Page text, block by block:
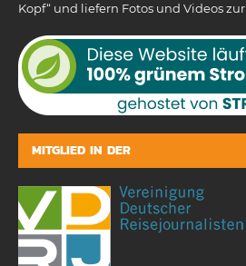
Kopf“ und liefern Fotos und Videos
MITGLIED IN DER